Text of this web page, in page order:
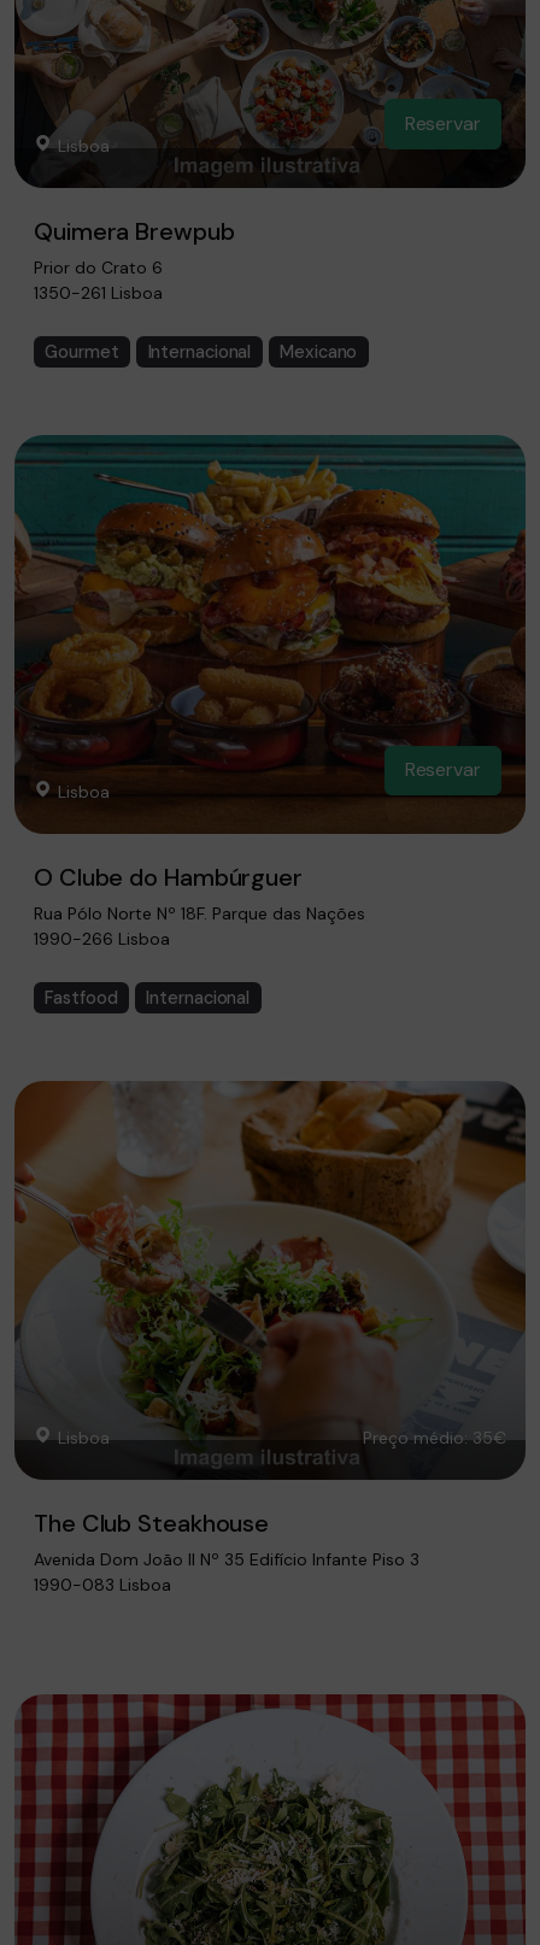
Lisboa
Reservar
Quimera Brewpub
Prior do Crato 6
1350-261 Lisboa
Gourmet Internacional Mexicano
Lisboa
Reservar
O Clube do Hambúrguer
Rua Pólo Norte Nº 18F. Parque das Nações
1990-266 Lisboa
Fastfood Internacional
Lisboa Preço médio: 35€
The Club Steakhouse
Avenida Dom João II Nº 35 Edifício Infante Piso 3
1990-083 Lisboa